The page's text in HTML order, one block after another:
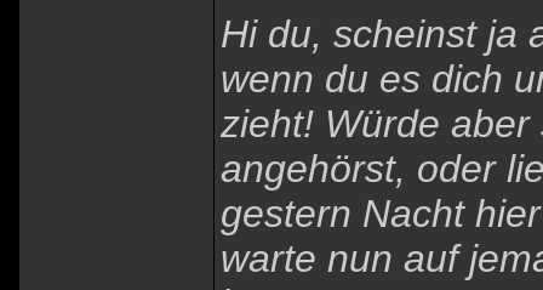
Hi du, scheinst ja
wenn du es dich
zieht! Würde
angehörst, oder
gestern Nacht
warte nun auf